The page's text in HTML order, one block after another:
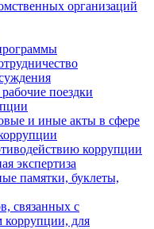
организаций
поездки
и иные акты в сфере
коррупции
экспертиза
памятки, буклеты,
связанных с
коррупции, для